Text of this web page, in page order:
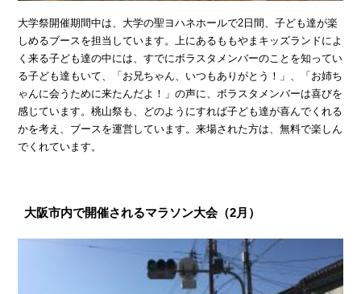
大学祭開催期間中は、大学の聖ヨハネホールで2日間、子ども達が楽
しめるブースを担当しています。上にあるももやまキッズランドによ
く来る子ども達の中には、すでにボラスタメンバーのことを知ってい
る子ども達もいて、「お兄ちゃん、いつもありがとう！」、「お姉ち
ゃんに会うために来たんだよ！」の声に、ボラスタメンバーは喜びを
感じています。桃山祭も、どのようにすれば子ども達が喜んでくれる
かを考え、ブースを運営しています。来場された方は、無料で楽しん
でくれています。
大阪市内で開催されるマラソン大会（2月）